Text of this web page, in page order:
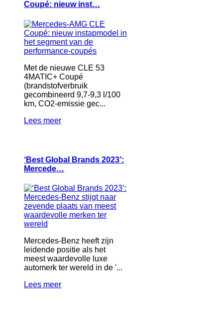
Coupé: nieuw inst…
Met de nieuwe CLE 53
4MATIC+ Coupé
(brandstofverbruik
gecombineerd 9,7-9,3 l/100
km, CO2-emissie gec...
Lees meer
‘Best Global Brands 2023’:
Mercede…
Mercedes-Benz heeft zijn
leidende positie als het
meest waardevolle luxe
automerk ter wereld in de '...
Lees meer